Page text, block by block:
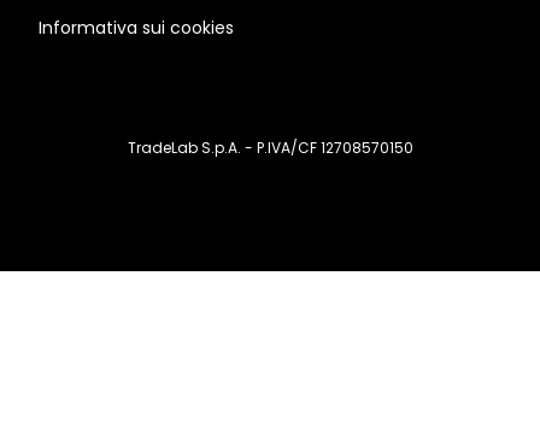
Informativa sui cookies
TradeLab S.p.A. - P.IVA/CF 12708570150